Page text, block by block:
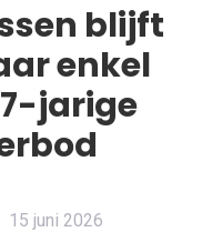
blijft
enkel
jarige
15 juni 2026